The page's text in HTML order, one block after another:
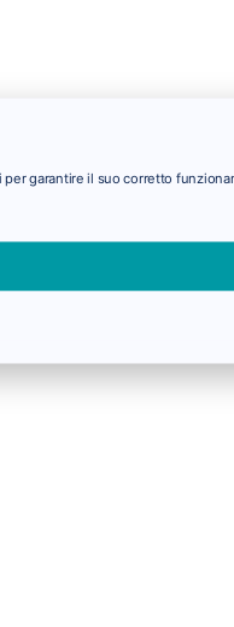
garantire il suo corretto